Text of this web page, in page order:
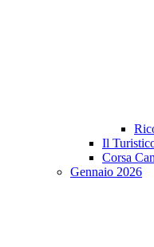
Il
Corsa
Gennaio 2026